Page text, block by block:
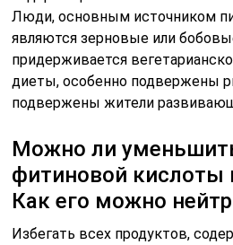
Люди, основным источником
являются зерновые или
придерживается
диеты, особенно подвержены
подвержены жители
Можно ли
фитиновой кислоты
Как его можно
Избегать всех продуктов,